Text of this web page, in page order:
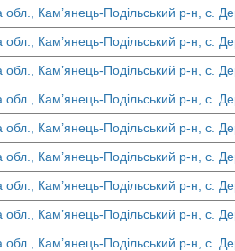
Кам’янець-Подільський р-н, с.
Кам’янець-Подільський р-н, с.
Кам’янець-Подільський р-н, с.
Кам’янець-Подільський р-н, с.
Кам’янець-Подільський р-н, с.
Кам’янець-Подільський р-н, с.
Кам’янець-Подільський р-н, с.
Кам’янець-Подільський р-н, с.
Кам’янець-Подільський р-н, с.